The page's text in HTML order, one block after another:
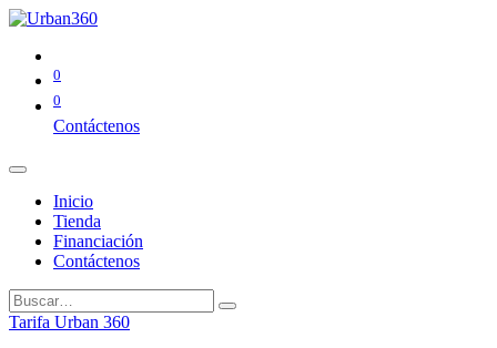
0
0
Contáctenos
Inicio
Tienda
Financiación
Contáctenos
Tarifa Urban 360